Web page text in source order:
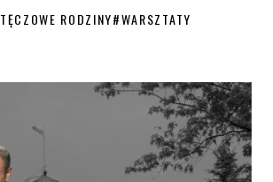
TĘCZOWE RODZINY#WARSZTATY